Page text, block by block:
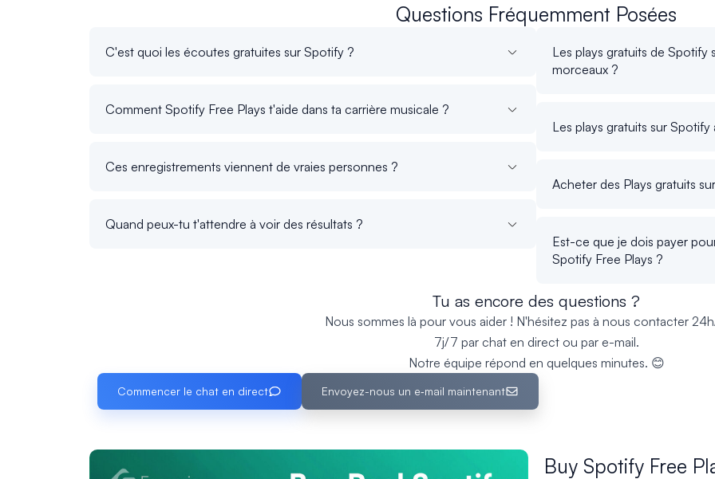
Questions Fréquemment Posées
C'est quoi les écoutes gratuites sur Spotify ?
Comment Spotify Free Plays t'aide dans ta carrière musicale ?
Ces enregistrements viennent de vraies personnes ?
Quand peux-tu t'attendre à voir des résultats ?
Les plays gratuits de Spotify
morceaux ?
Les plays gratuits sur
Acheter des Plays gratuits
Est-ce que je dois payer
Spotify Free Plays ?
Tu as encore des questions ?
Nous sommes là pour vous aider ! N'hésitez pas à nous contacter
7j/7 par chat en direct ou par e-mail.
Notre équipe répond en quelques minutes. 😊
Commencer le chat en direct Envoyez-nous un e‑mail maintenant
Buy Spotify Free